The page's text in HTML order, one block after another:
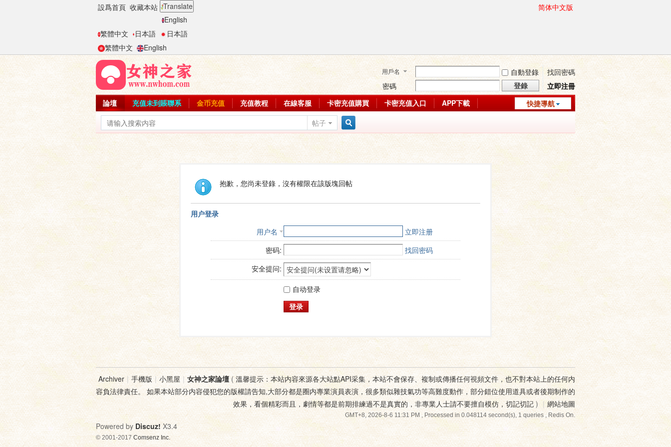
設爲首頁 收藏本站 Translate
English
繁體中文
日本語
日本語
繁體中文
English
简体中文版
用戶名 自動登錄
找回密碼
密碼
登錄
立即注冊
快捷導航
論壇 充值未到賬聯系 金币充值 充值教程 在線客服 卡密充值購買 卡密充值入口
APP下載
帖子
索
抱歉，您尚未登錄，沒有權限在該版塊回帖
用户登录
用户名
立即注册
密码:
找回密码
安全提问:
自动登录
登录
Archiver | 手機版 | 小黑屋 | 女神之家論壇( 溫馨提示：本站内容來源各大站點API采集，本站不會保存、複制或傳播任何視頻文件，也不對本站上的任何内
容負法律責任。 如果本站部分内容侵犯您的版權請告知,大部分都是圈内專業演員表演，很多類似雜技氣功等高難度動作，部分錯位使用道具或者後期制作的
效果，看個精彩而且，劇情等都是前期排練過不是真實的，非專業人士請不要擅自模仿，切記切記 ) | 網站地圖
GMT+8, 2026-8-6 11:31 PM , Processed in 0.048114 second(s), 1 queries , Redis On.
Powered by Discuz! X3.4
© 2001-2017 Comsenz Inc.